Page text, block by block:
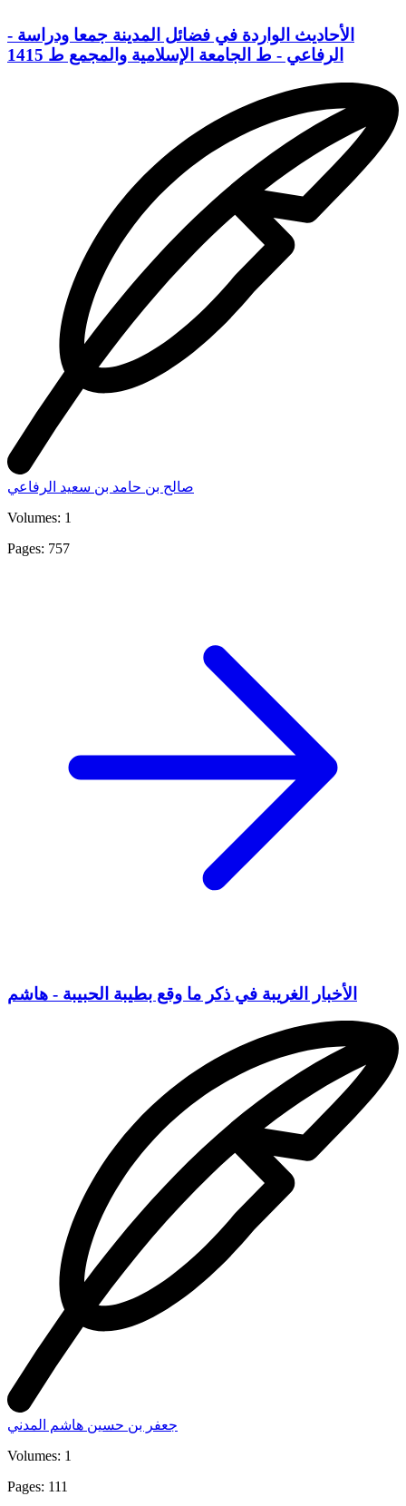
الأحاديث الواردة في فضائل المدينة جمعا ودراسة -
الرفاعي - ط الجامعة الإسلامية والمجمع ط 1415
صالح بن حامد بن سعيد الرفاعي
Volumes: 1
Pages: 757
الأخبار الغريبة في ذكر ما وقع بطيبة الحبيبة - هاشم
جعفر بن حسين هاشم المدني
Volumes: 1
Pages: 111